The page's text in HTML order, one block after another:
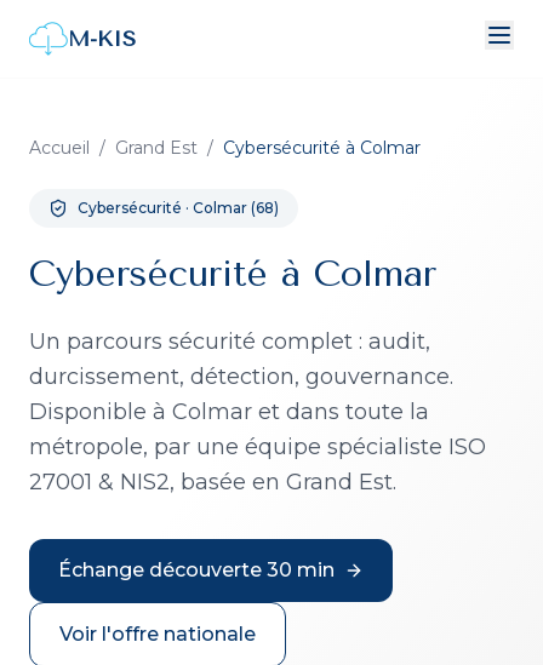
M-KIS
Accueil / Grand Est / Cybersécurité à Colmar
Cybersécurité · Colmar (68)
Cybersécurité à Colmar
Un parcours sécurité complet : audit,
durcissement, détection, gouvernance.
Disponible à Colmar et dans toute la
métropole, par une équipe spécialiste ISO
27001 & NIS2, basée en Grand Est.
Échange découverte 30 min
Voir l'offre nationale